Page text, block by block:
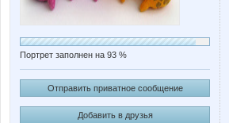
Портрет заполнен на 93 %
Отправить приватное сообщение
Добавить в друзья